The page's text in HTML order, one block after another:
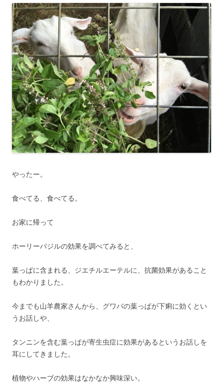
やったー。
食べてる、食べてる。
お家に帰って
ホーリーバジルの効果を調べてみると、
葉っぱに含まれる、ジエチルエーテルに、抗菌効果があること
もわかりました。
今までも山羊農家さんから、グワバの葉っぱが下痢に効くとい
うお話しや、
タンニンを含む葉っぱが寄生虫症に効果があるというお話しを
耳にしてきました。
植物やハーブの効果はなかなか興味深い。